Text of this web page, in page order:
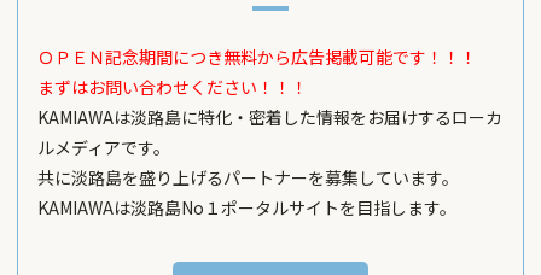
ＯＰＥＮ記念期間につき無料から広告掲載可能です！！！
まずはお問い合わせください！！！
KAMIAWAは淡路島に特化・密着した情報をお届けするローカ
ルメディアです。
共に淡路島を盛り上げるパートナーを募集しています。
KAMIAWAは淡路島No１ポータルサイトを目指します。